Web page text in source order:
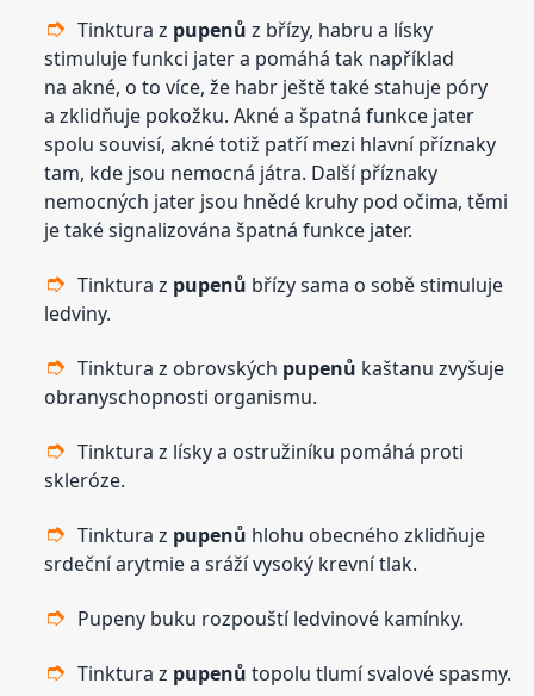
Tinktura z pupenů z břízy, habru a lísky
stimuluje funkci jater a pomáhá tak například
na akné, o to více, že habr ještě také stahuje póry
a zklidňuje pokožku. Akné a špatná funkce jater
spolu souvisí, akné totiž patří mezi hlavní příznaky
tam, kde jsou nemocná játra. Další příznaky
nemocných jater jsou hnědé kruhy pod očima, těmi
je také signalizována špatná funkce jater.
Tinktura z pupenů břízy sama o sobě stimuluje
ledviny.
Tinktura z obrovských pupenů kaštanu zvyšuje
obranyschopnosti organismu.
Tinktura z lísky a ostružiníku pomáhá proti
skleróze.
Tinktura z pupenů hlohu obecného zklidňuje
srdeční arytmie a sráží vysoký krevní tlak.
Pupeny buku rozpouští ledvinové kamínky.
Tinktura z pupenů topolu tlumí svalové spasmy.